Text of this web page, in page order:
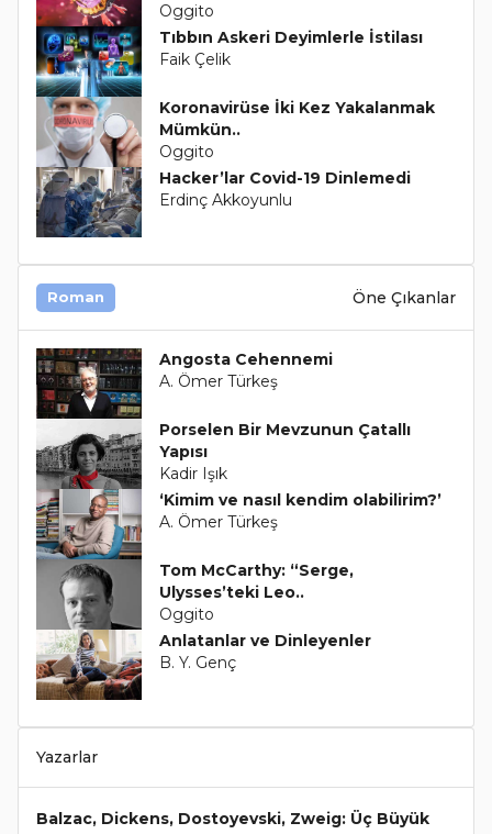
Oggito
Tıbbın Askeri Deyimlerle İstilası
Faik Çelik
Koronavirüse İki Kez Yakalanmak
Mümkün..
Oggito
Hacker’lar Covid-19 Dinlemedi
Erdinç Akkoyunlu
Roman Öne Çıkanlar
Angosta Cehennemi
A. Ömer Türkeş
Porselen Bir Mevzunun Çatallı
Yapısı
Kadir Işık
‘Kimim ve nasıl kendim olabilirim?’
A. Ömer Türkeş
Tom McCarthy: “Serge,
Ulysses’teki Leo..
Oggito
Anlatanlar ve Dinleyenler
B. Y. Genç
Yazarlar
Balzac, Dickens, Dostoyevski, Zweig: Üç Büyük